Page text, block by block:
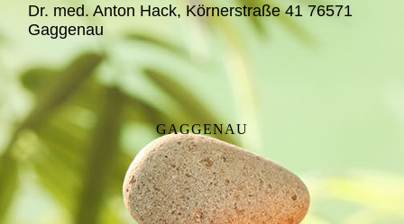
Dr. med. Anton Hack, Körnerstraße 41 76571
Gaggenau
GAGGENAU